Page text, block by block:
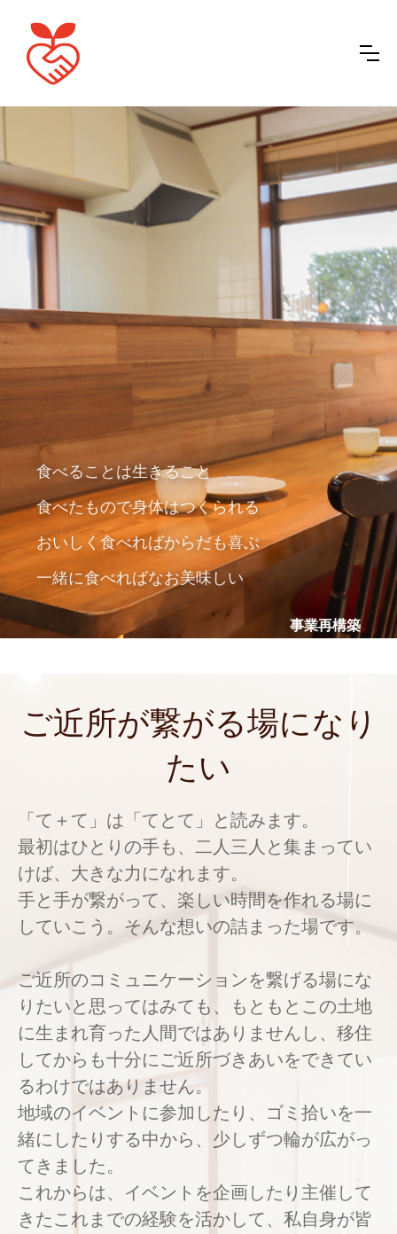
食べることは生きること
食べたもので身体はつくられる
おいしく食べればからだも喜ぶ
一緒に食べればなお美味しい
事業再構築
ご近所が繋がる場になり
たい
「て＋て」は「てとて」と読みます。
最初はひとりの手も、二人三人と集まってい
けば、大きな力になれます。
手と手が繋がって、楽しい時間を作れる場に
していこう。そんな想いの詰まった場です。
ご近所のコミュニケーションを繋げる場にな
りたいと思ってはみても、もともとこの土地
に生まれ育った人間ではありませんし、移住
してからも十分にご近所づきあいをできてい
るわけではありません。
地域のイベントに参加したり、ゴミ拾いを一
緒にしたりする中から、少しずつ輪が広がっ
てきました。
これからは、イベントを企画したり主催して
きたこれまでの経験を活かして、私自身が皆